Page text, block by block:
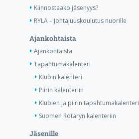
Kiinnostaako jäsenyys?
RYLA – Johtajuuskoulutus nuorille
Ajankohtaista
Ajankohtaista
Tapahtumakalenteri
Klubin kalenteri
Piirin kalenteriin
Klubien ja piirin tapahtumakalenteri
Suomen Rotaryn kalenteriin
Jäsenille